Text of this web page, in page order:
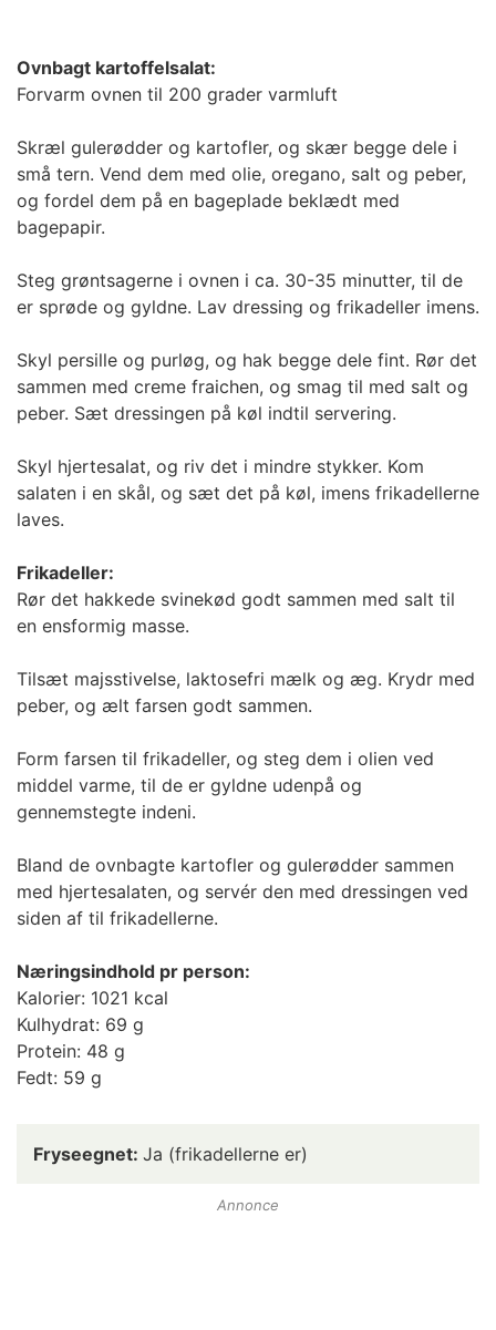
Ovnbagt kartoffelsalat:
Forvarm ovnen til 200 grader varmluft
Skræl gulerødder og kartofler, og skær begge dele i
små tern. Vend dem med olie, oregano, salt og peber,
og fordel dem på en bageplade beklædt med
bagepapir.
Steg grøntsagerne i ovnen i ca. 30-35 minutter, til de
er sprøde og gyldne. Lav dressing og frikadeller imens.
Skyl persille og purløg, og hak begge dele fint. Rør det
sammen med creme fraichen, og smag til med salt og
peber. Sæt dressingen på køl indtil servering.
Skyl hjertesalat, og riv det i mindre stykker. Kom
salaten i en skål, og sæt det på køl, imens frikadellerne
laves.
Frikadeller:
Rør det hakkede svinekød godt sammen med salt til
en ensformig masse.
Tilsæt majsstivelse, laktosefri mælk og æg. Krydr med
peber, og ælt farsen godt sammen.
Form farsen til frikadeller, og steg dem i olien ved
middel varme, til de er gyldne udenpå og
gennemstegte indeni.
Bland de ovnbagte kartofler og gulerødder sammen
med hjertesalaten, og servér den med dressingen ved
siden af til frikadellerne.
Næringsindhold pr person:
Kalorier: 1021 kcal
Kulhydrat: 69 g
Protein: 48 g
Fedt: 59 g
Fryseegnet: Ja (frikadellerne er)
Annonce